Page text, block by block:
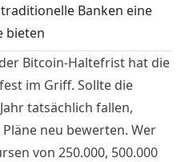
Banken eine
bieten
Bitcoin-Haltefrist hat die
im Griff. Sollte die
tatsächlich fallen,
neu bewerten. Wer
von 250.000, 500.000